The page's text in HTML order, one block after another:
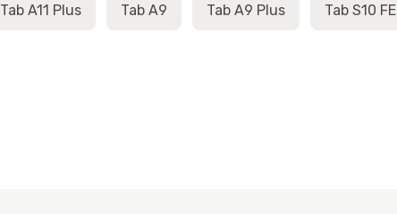
Tab A11 Plus Tab A9 Tab A9 Plus Tab S10 FE